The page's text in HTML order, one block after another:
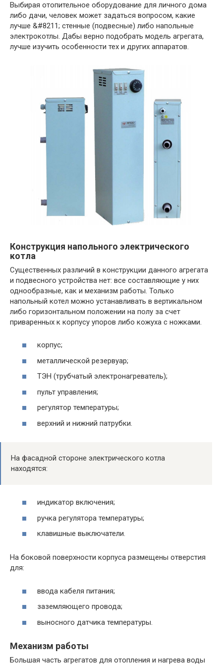
Выбирая отопительное оборудование для личного дома
либо дачи, человек может задаться вопросом, какие
лучше &#8211; стенные (подвесные) либо напольные
электрокотлы. Дабы верно подобрать модель агрегата,
лучше изучить особенности тех и других аппаратов.
Конструкция напольного электрического
котла
Существенных различий в конструкции данного агрегата
и подвесного устройства нет: все составляющие у них
однообразные, как и механизм работы. Только
напольный котел можно устанавливать в вертикальном
либо горизонтальном положении на полу за счет
приваренных к корпусу упоров либо кожуха с ножками.
корпус;
металлической резервуар;
ТЭН (трубчатый электронагреватель);
пульт управления;
регулятор температуры;
верхний и нижний патрубки.
На фасадной стороне электрического котла
находятся:
индикатор включения;
ручка регулятора температуры;
клавишные выключатели.
На боковой поверхности корпуса размещены отверстия
для:
ввода кабеля питания;
заземляющего провода;
выносного датчика температуры.
Механизм работы
Большая часть агрегатов для отопления и нагрева воды